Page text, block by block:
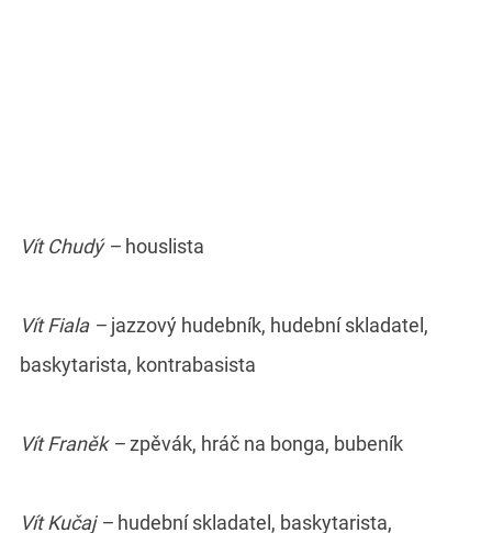
Vít Chudý – houslista
Vít Fiala – jazzový hudebník, hudební skladatel,
baskytarista, kontrabasista
Vít Franěk –zpěvák, hráč na bonga, bubeník
Vít Kučaj – hudební skladatel, baskytarista,